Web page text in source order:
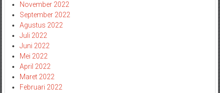
November 2022
September 2022
Agustus 2022
Juli 2022
Juni 2022
Mei 2022
April 2022
Maret 2022
Februari 2022